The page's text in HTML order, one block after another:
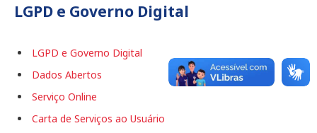
LGPD e Governo Digital
LGPD e Governo Digital
Dados Abertos
Serviço Online
Carta de Serviços ao Usuário